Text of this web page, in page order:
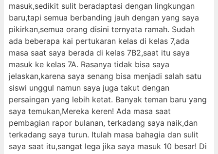
masuk,sedikit sulit beradaptasi dengan lingkungan
baru,tapi semua berbanding jauh dengan yang saya
pikirkan,semua orang disini ternyata ramah. Sudah
ada beberapa kai pertukaran kelas di kelas 7,ada
masa saat saya berada di kelas 7B2,saat itu saya
masuk ke kelas 7A. Rasanya tidak bisa saya
jelaskan,karena saya senang bisa menjadi salah satu
siswi unggul namun saya juga takut dengan
persaingan yang lebih ketat. Banyak teman baru yang
saya temukan,Mereka keren! Ada masa saat
pembagian rapor bulanan, terkadang saya naik,dan
terkadang saya turun. Itulah masa bahagia dan sulit
saya saat itu,sangat lega jika saya masuk 10 besar! Di